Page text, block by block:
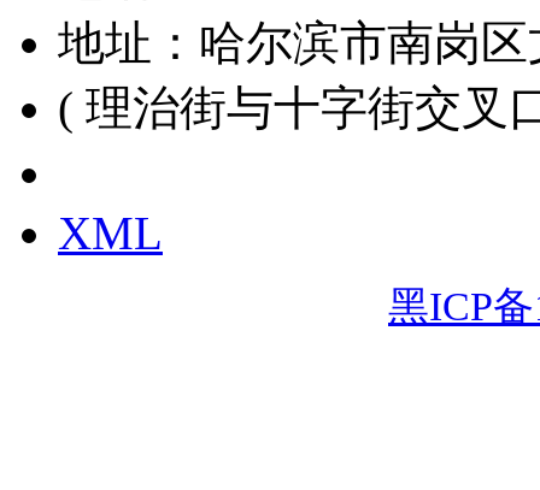
地址：哈尔滨市南岗
( 理治街与十字街交叉
XML
黑ICP备